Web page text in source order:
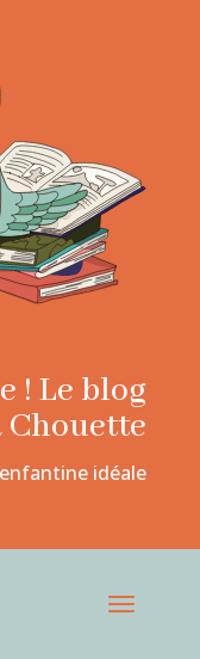
! Le blog
Chouette
idéale